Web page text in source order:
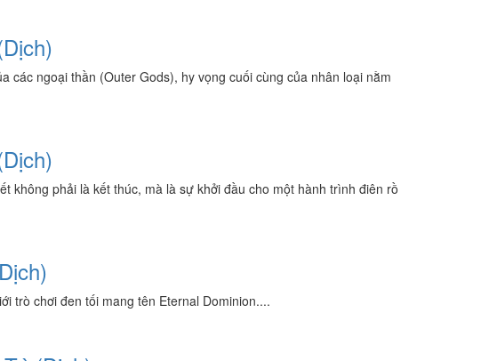
ngoại thần (Outer Gods), hy vọng cuối cùng của nhân loại nằm
không phải là kết thúc, mà là sự khởi đầu cho một hành trình điên rồ
trò chơi đen tối mang tên Eternal Dominion....